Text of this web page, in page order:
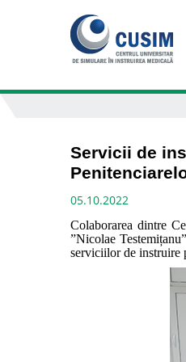
Servicii de
05.10.2022
Colaborarea dintre
”Nicolae
serviciilor de instruire